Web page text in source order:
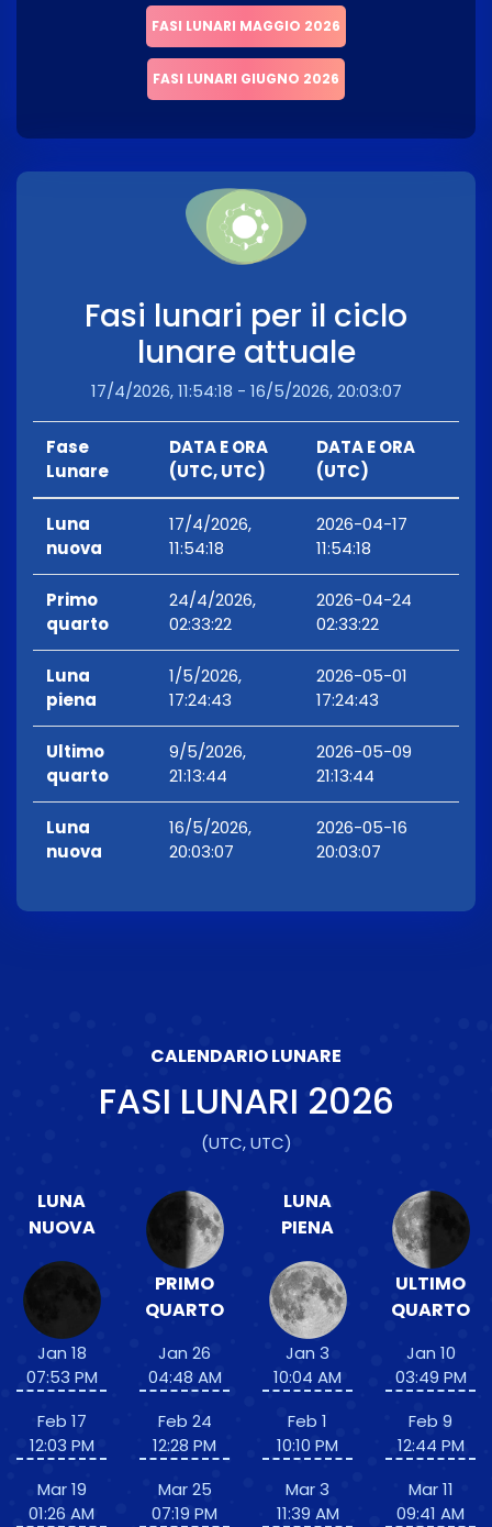
FASI LUNARI MAGGIO 2026
FASI LUNARI GIUGNO 2026
Fasi lunari per il ciclo
lunare attuale
17/4/2026, 11:54:18 - 16/5/2026, 20:03:07
Fase
Lunare
DATA E ORA
(UTC, UTC)
DATA E ORA
(UTC)
Luna
nuova
17/4/2026,
11:54:18
2026-04-17
11:54:18
Primo
quarto
24/4/2026,
02:33:22
2026-04-24
02:33:22
Luna
piena
1/5/2026,
17:24:43
2026-05-01
17:24:43
Ultimo
quarto
9/5/2026,
21:13:44
2026-05-09
21:13:44
Luna
nuova
16/5/2026,
20:03:07
2026-05-16
20:03:07
CALENDARIO LUNARE
FASI LUNARI 2026
(UTC, UTC)
LUNA
NUOVA
Jan 18
07:53 PM
Feb 17
12:03 PM
Mar 19
01:26 AM
PRIMO
QUARTO
Jan 26
04:48 AM
Feb 24
12:28 PM
Mar 25
07:19 PM
LUNA
PIENA
Jan 3
10:04 AM
Feb 1
10:10 PM
Mar 3
11:39 AM
ULTIMO
QUARTO
Jan 10
03:49 PM
Feb 9
12:44 PM
Mar 11
09:41 AM